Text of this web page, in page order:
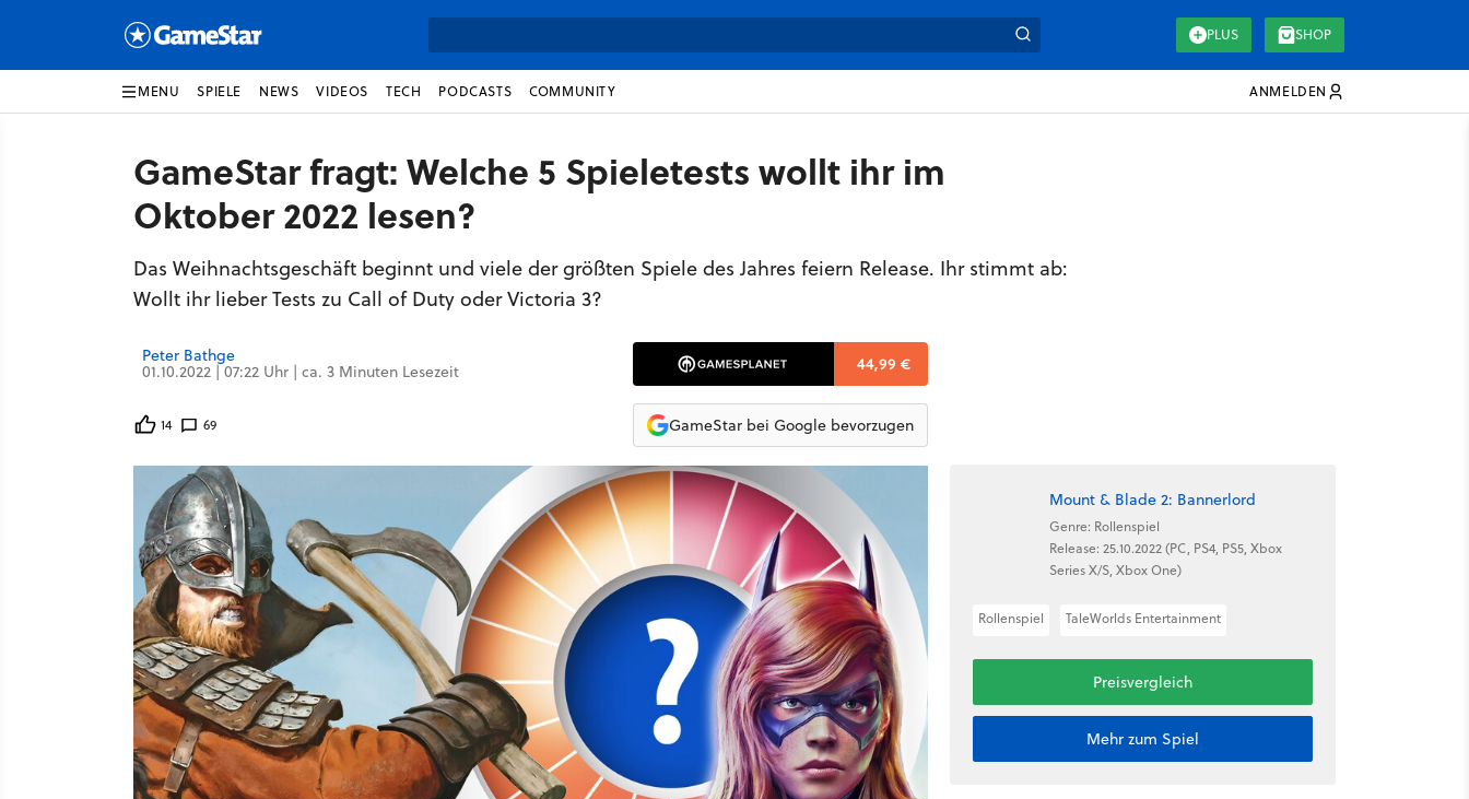
PLUS SHOP
MENU SPIELE NEWS VIDEOS TECH PODCASTS COMMUNITY ANMELDEN
GameStar fragt: Welche 5 Spieletests wollt ihr im
Oktober 2022 lesen?
Das Weihnachtsgeschäft beginnt und viele der größten Spiele des Jahres feiern Release. Ihr stimmt ab:
Wollt ihr lieber Tests zu Call of Duty oder Victoria 3?
Peter Bathge
01.10.2022 | 07:22 Uhr | ca. 3 Minuten Lesezeit
14 69
44,99 €
GameStar bei Google bevorzugen
Mount & Blade 2: Bannerlord
Genre: Rollenspiel
Release: 25.10.2022 (PC, PS4, PS5, Xbox
Series X/S, Xbox One)
Rollenspiel TaleWorlds Entertainment
Preisvergleich
Mehr zum Spiel